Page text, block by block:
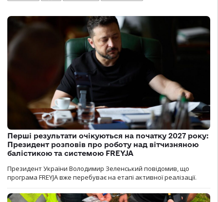
Перші результати очікуються на початку 2027 року:
Президент розповів про роботу над вітчизняною
балістикою та системою FREYJA
Президент України Володимир Зеленський повідомив, що
програма FREYJA вже перебуває на етапі активної реалізації.